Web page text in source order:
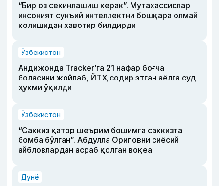
“Бир оз секинлашиш керак”. Мутахассислар
инсоният сунъий интеллектни бошқара олмай
қолишидан хавотир билдирди
Ўзбекистон
Андижонда Tracker’га 21 нафар боғча
боласини жойлаб, ЙТҲ содир этган аёлга суд
ҳукми ўқилди
Ўзбекистон
“Саккиз қатор шеърим бошимга саккизта
бомба бўлган”. Абдулла Ориповни сиёсий
айбловлардан асраб қолган воқеа
Дунё